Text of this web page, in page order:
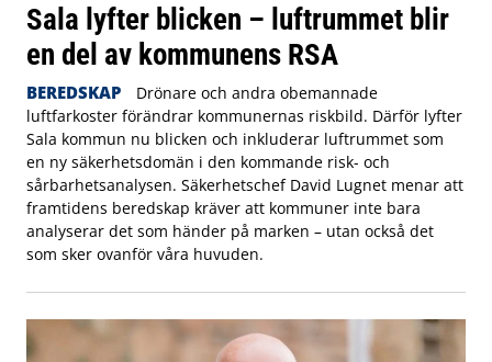
Sala lyfter blicken – luftrummet blir
en del av kommunens RSA
BEREDSKAP
Drönare och andra obemannade
luftfarkoster förändrar kommunernas riskbild. Därför lyfter
Sala kommun nu blicken och inkluderar luftrummet som
en ny säkerhetsdomän i den kommande risk- och
sårbarhetsanalysen. Säkerhetschef David Lugnet menar att
framtidens beredskap kräver att kommuner inte bara
analyserar det som händer på marken – utan också det
som sker ovanför våra huvuden.